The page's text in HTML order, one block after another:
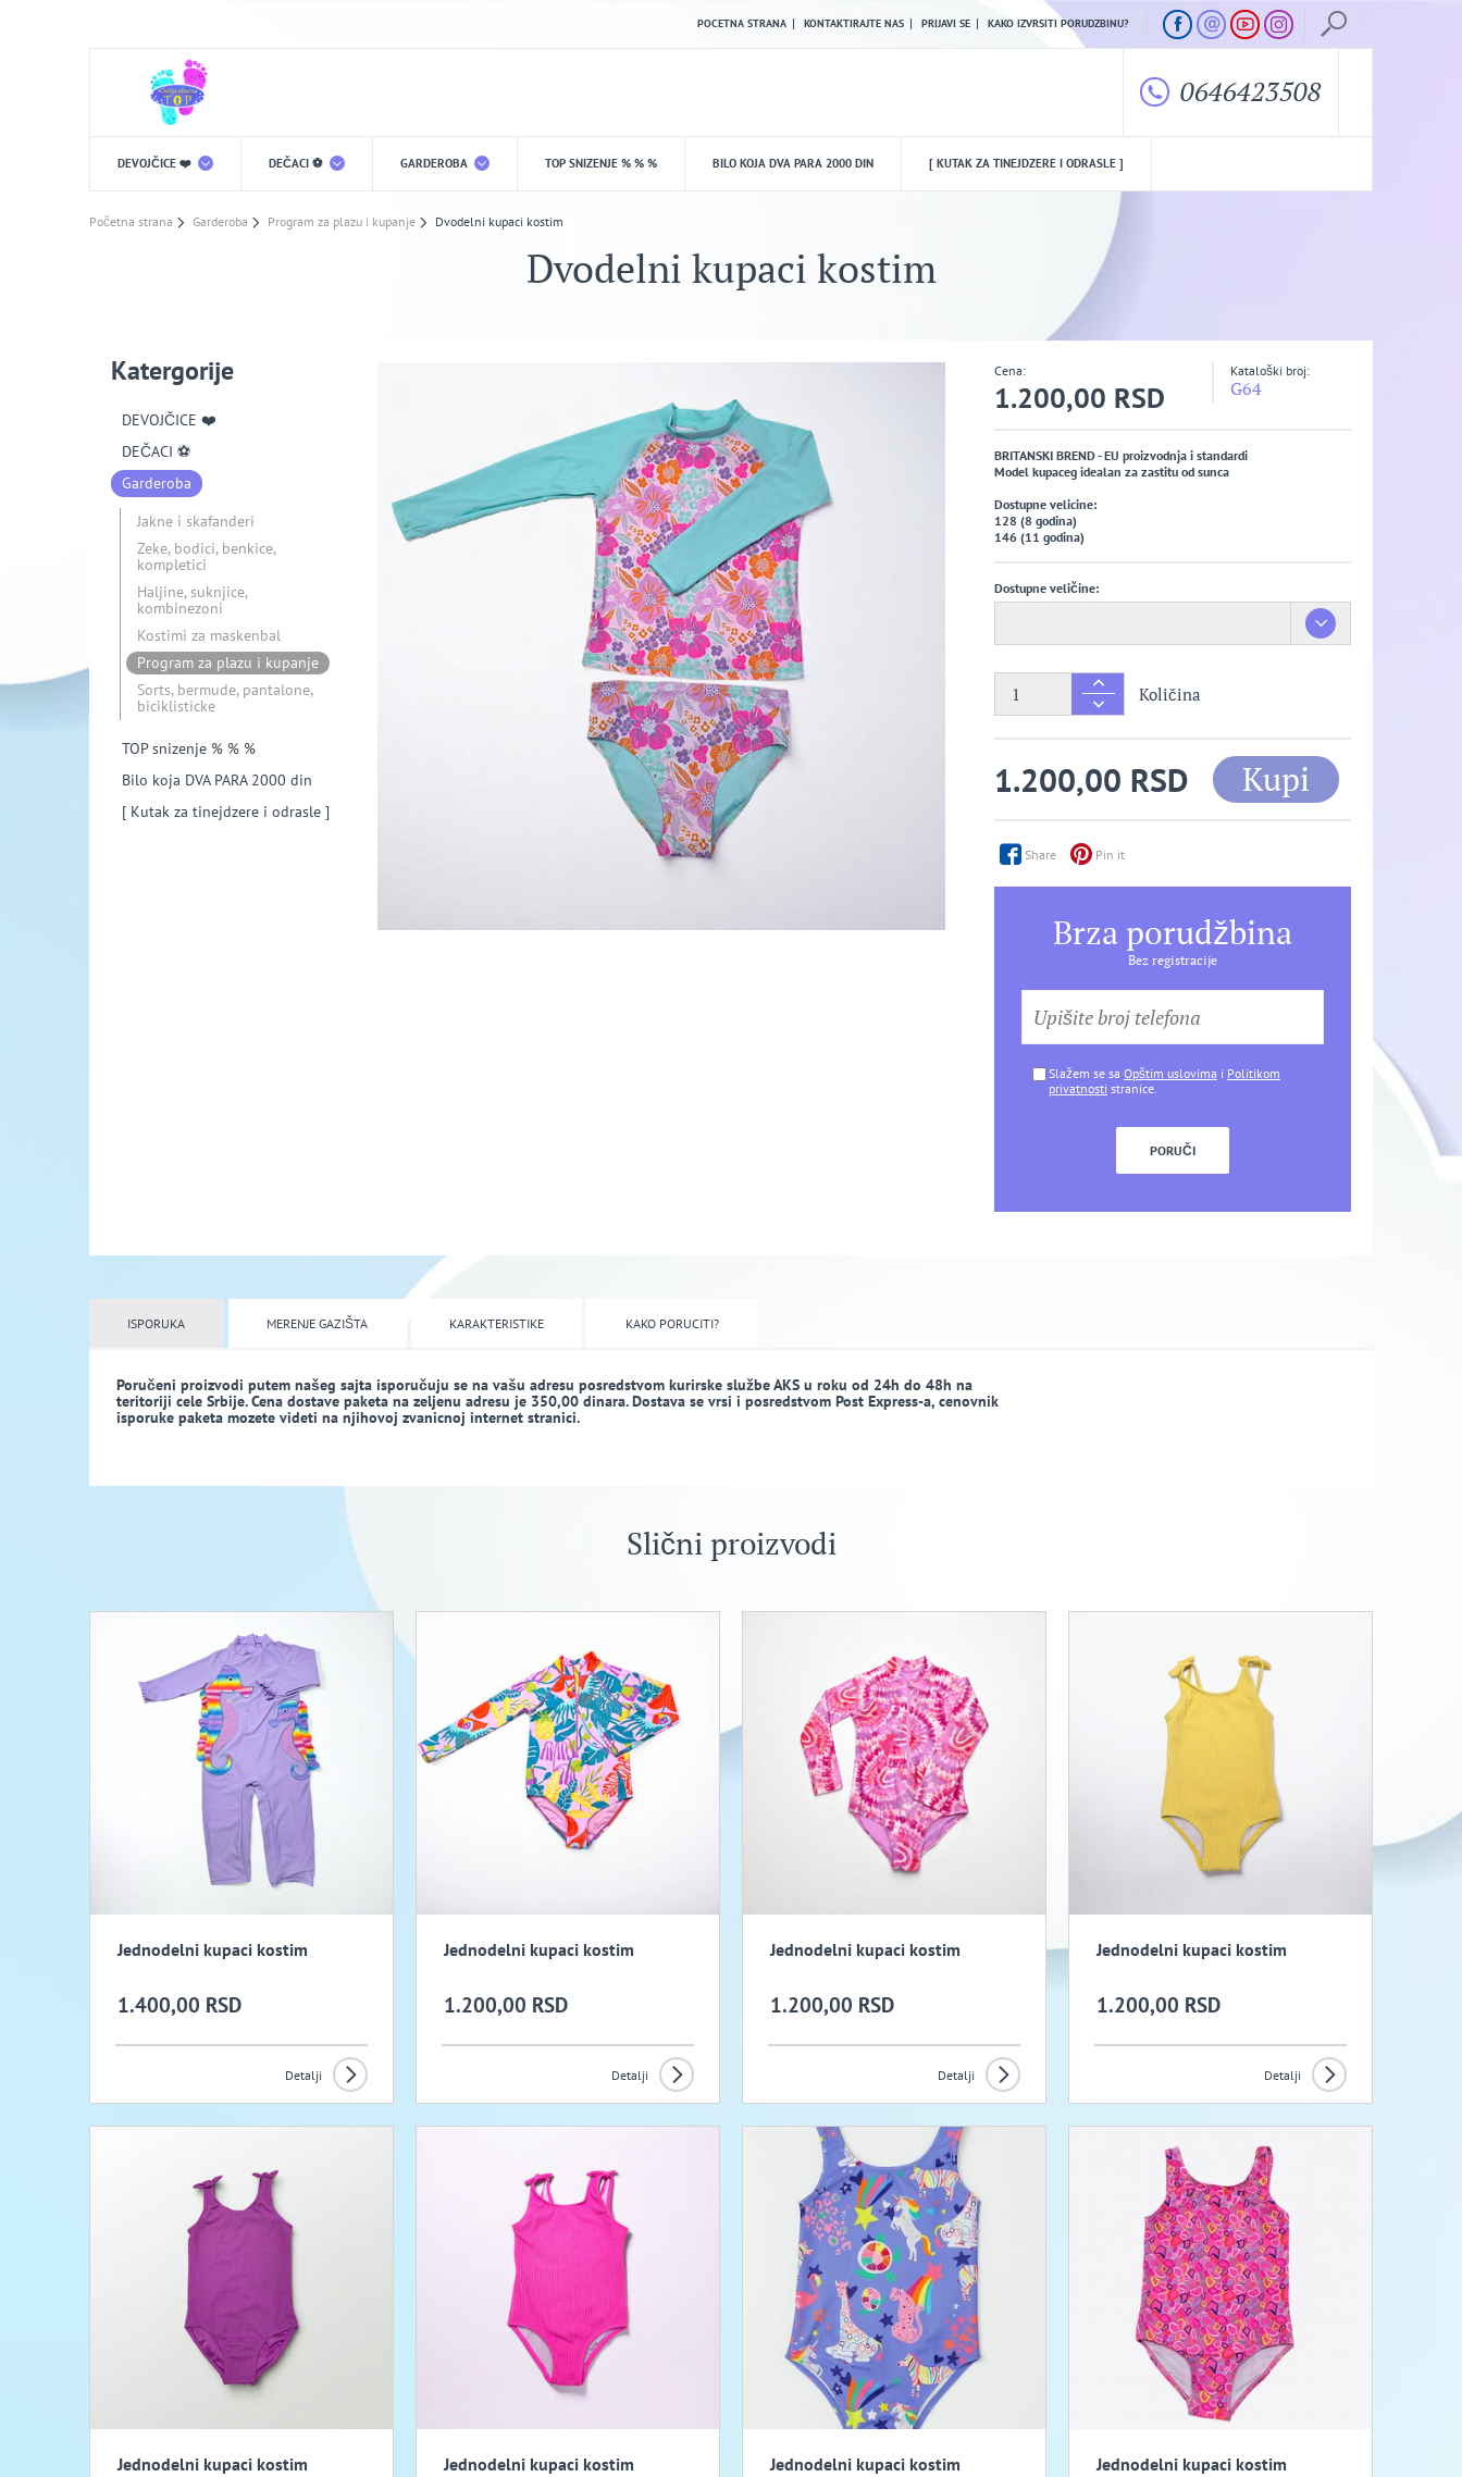
POCETNA STRANA KONTAKTIRAJTE NAS PRIJAVI SE KAKO IZVRSITI PORUDZBINU?
0646423508
DEVOJČICE ❤️ DEČACI ⚽️ GARDEROBA TOP SNIZENJE % % % BILO KOJA DVA PARA 2000 DIN [ KUTAK ZA TINEJDZERE I ODRASLE ]
Početna strana Garderoba Program za plazu i kupanje Dvodelni kupaci kostim
Dvodelni kupaci kostim
Katergorije
DEVOJČICE ❤️
DEČACI ⚽️
Garderoba
Jakne i skafanderi
Zeke, bodici, benkice,
kompletici
Haljine, suknjice,
kombinezoni
Kostimi za maskenbal
Program za plazu i kupanje
Sorts, bermude, pantalone,
biciklisticke
TOP snizenje % % %
Bilo koja DVA PARA 2000 din
[ Kutak za tinejdzere i odrasle ]
Cena:
1.200,00 RSD
Kataloški broj:
G64
BRITANSKI BREND - EU proizvodnja i standardi
Model kupaceg idealan za zastitu od sunca
Dostupne velicine:
128 (8 godina)
146 (11 godina)
Dostupne veličine:
Količina
1.200,00 RSD Kupi
Share Pin it
Brza porudžbina
Bez registracije
Slažem se sa Opštim uslovima i Politikom
privatnosti stranice.
ISPORUKA MERENJE GAZIŠTA KARAKTERISTIKE KAKO PORUCITI?
Poručeni proizvodi putem našeg sajta isporučuju se na vašu adresu posredstvom kurirske službe AKS u roku od 24h do 48h na
teritoriji cele Srbije. Cena dostave paketa na zeljenu adresu je 350,00 dinara. Dostava se vrsi i posredstvom Post Express-a, cenovnik
isporuke paketa mozete videti na njihovoj zvanicnoj internet stranici.
Slični proizvodi
Jednodelni kupaci kostim
1.400,00 RSD
Detalji
Jednodelni kupaci kostim
1.200,00 RSD
Detalji
Jednodelni kupaci kostim
1.200,00 RSD
Detalji
Jednodelni kupaci kostim
1.200,00 RSD
Detalji
Jednodelni kupaci kostim Jednodelni kupaci kostim Jednodelni kupaci kostim Jednodelni kupaci kostim